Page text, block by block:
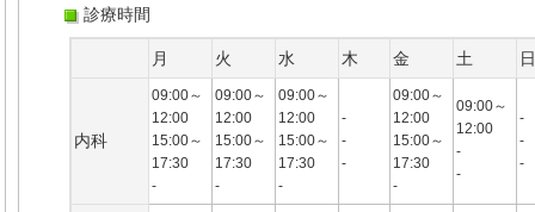
診療時間
月 火 水 木 金 土
内科
09:00～
12:00
15:00～
17:30
-
09:00～
12:00
15:00～
17:30
-
09:00～
12:00
15:00～
17:30
-
-
-
-
09:00～
12:00
15:00～
17:30
-
09:00～
12:00
-
-
-
-
-